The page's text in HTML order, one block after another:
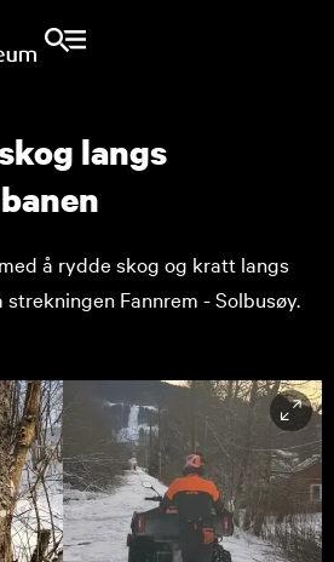
langs
å rydde skog og kratt langs
Fannrem - Solbusøy.